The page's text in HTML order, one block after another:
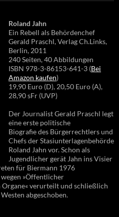
Roland Jahn
Ein Rebell als Behördenchef
Gerald Praschl, Verlag Ch.Links,
Berlin, 2011
240 Seiten, 40 Abbildungen
ISBN 978-3-86153-641-3 (Bei
Amazon kaufen)
19,90 Euro (D), 20,50 Euro (A),
28,90 sFr (UVP)
Der Journalist Gerald Praschl legt
eine erste politische
Biografie des Bürgerrechtlers und
Chefs der Stasiunterlagenbehörde
Roland Jahn vor. Schon als
Jugendlicher gerät Jahn ins Visier
für Biermann 1976
»Öffentlicher
verurteilt und schließlich
abgeschoben.